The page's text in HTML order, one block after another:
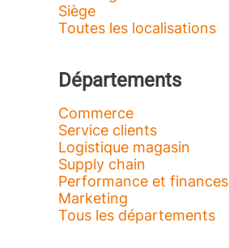
Siège
Toutes les localisations
Départements
Commerce
Service clients
Logistique magasin
Supply chain
Performance et finances
Marketing
Tous les départements